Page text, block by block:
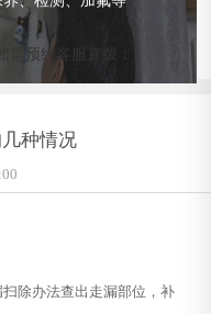
预约客服直拨：
种情况
除办法查出走漏部位，补